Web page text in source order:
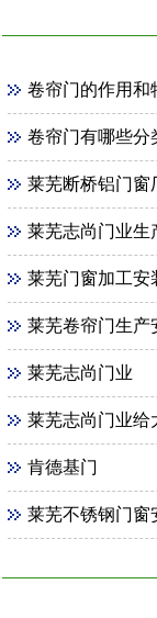
卷帘门的作用和
卷帘门有哪些分
莱芜断桥铝门窗
莱芜志尚门业生
莱芜门窗加工安
莱芜卷帘门生产
莱芜志尚门业
莱芜志尚门业给
肯德基门
莱芜不锈钢门窗